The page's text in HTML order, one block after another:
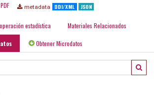
metadata DDI/XML JSON
estadística Materiales Relacionados
Obtener Microdatos